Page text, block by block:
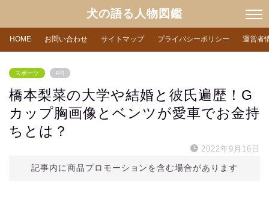
犬の語る人物図鑑
HOME お問い合わせ サイトマップ プライバシーポリシー 運営者
スポーツ PR
橋本梨菜の大学や結婚と彼氏遍歴！G
カップ胸画像とベンツが愛車でお金持
ちとは？
2022年9月16日
記事内に商品プロモーションを含む場合があります